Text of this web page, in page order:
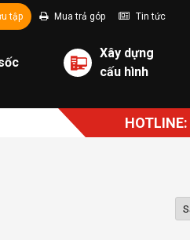
tập Mua trả góp Tin tức
Xây dựng
cấu hình